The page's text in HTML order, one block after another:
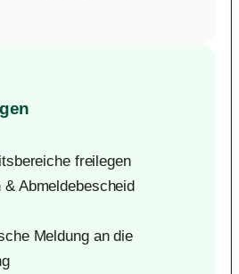
freilegen
& Abmeldebescheid
Meldung an die